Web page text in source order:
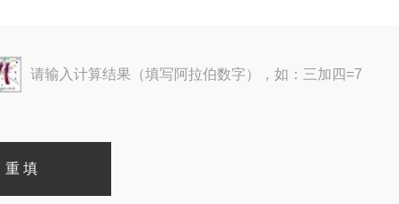
请输入计算结果（填写阿拉伯数字），如：三加四=7